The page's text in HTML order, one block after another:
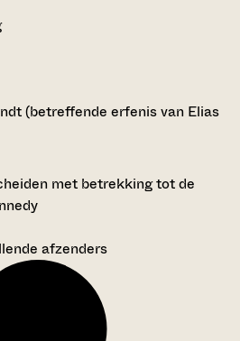
(betreffende erfenis van Elias
met betrekking tot de
afzenders